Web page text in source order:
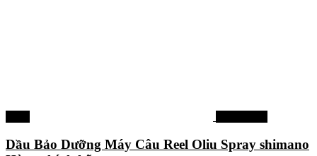
Dầu Bảo Dưỡng Máy Câu Reel Oliu Spray shimano